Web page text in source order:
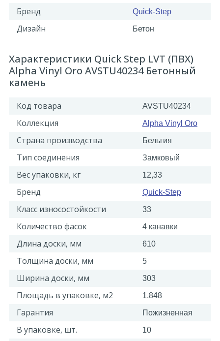
Бренд Quick-Step
Дизайн Бетон
Характеристики Quick Step LVT (ПВХ)
Alpha Vinyl Oro AVSTU40234 Бетонный
камень
Код товара AVSTU40234
Коллекция Alpha Vinyl Oro
Страна производства Бельгия
Тип соединения Замковый
Вес упаковки, кг 12,33
Бренд Quick-Step
Класс износостойкости 33
Количество фасок 4 канавки
Длина доски, мм 610
Толщина доски, мм 5
Ширина доски, мм 303
Площадь в упаковке, м2 1.848
Гарантия Пожизненная
В упаковке, шт. 10